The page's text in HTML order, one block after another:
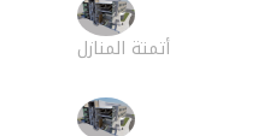
أتمتة المنازل